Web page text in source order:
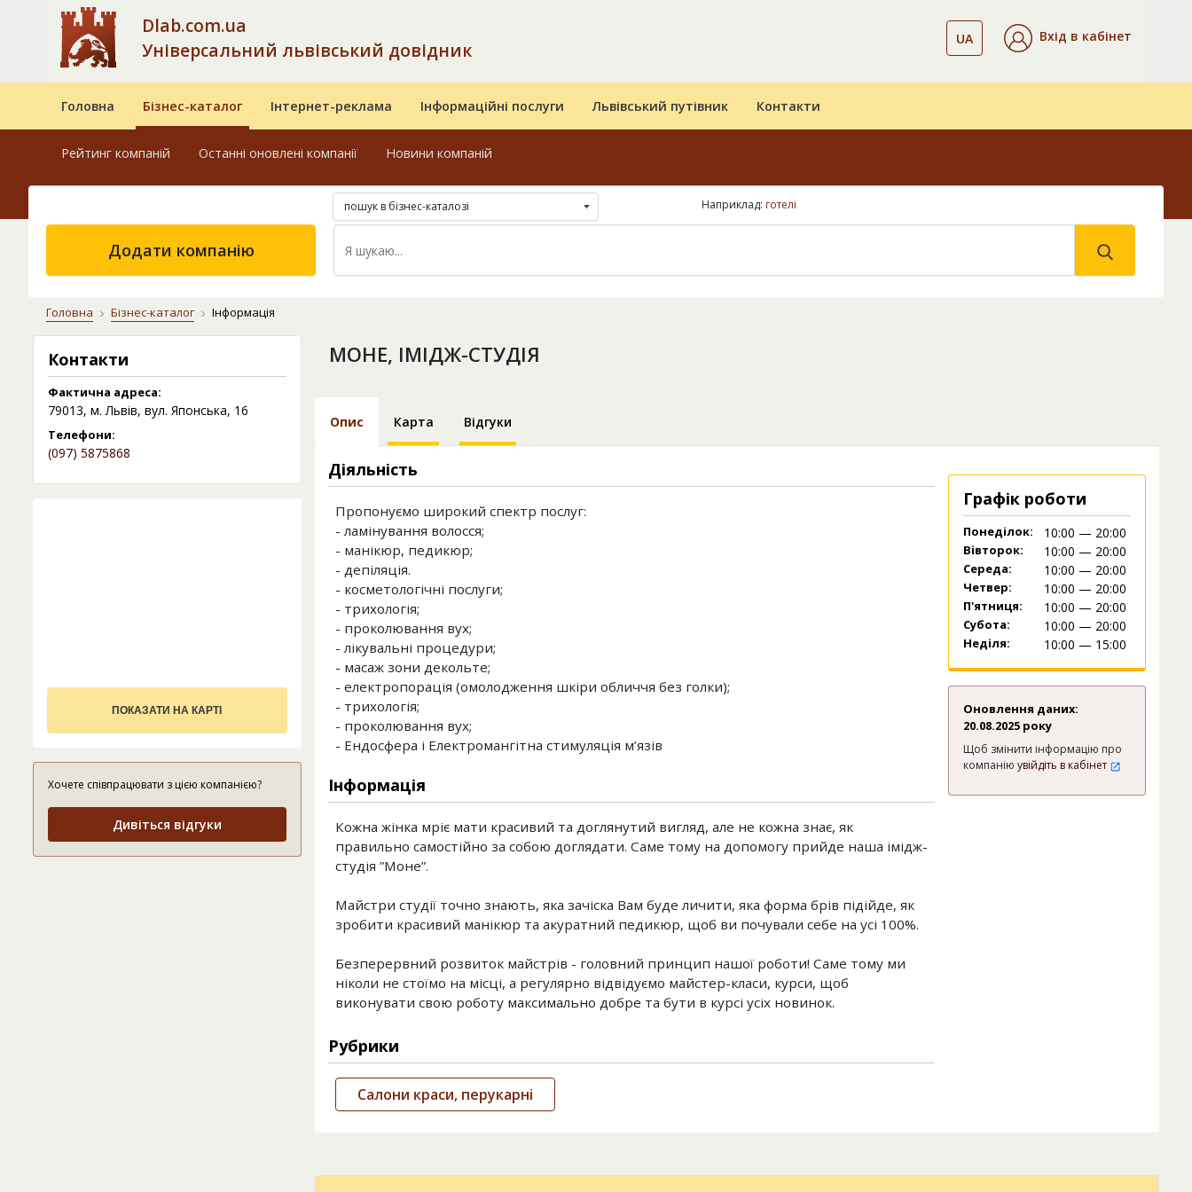
Dlab.com.ua
Універсальний львівський довідник
UA Вхід в кабінет
Головна Бізнес-каталог Інтернет-реклама Інформаційні послуги Львівський путівник Контакти
Рейтинг компаній Останні оновлені компанії Новини компаній
пошук в бізнес-каталозі Наприклад: готелі
Додати компанію
Головна Бізнес-каталог Інформація
Контакти
Фактична адреса:
79013, м. Львів, вул. Японська, 16
Телефони:
(097) 5875868
ПОКАЗАТИ НА КАРТІ
Хочете співпрацювати з цією компанією?
Дивіться відгуки
МОНЕ, ІМІДЖ-СТУДІЯ
Опис Карта Відгуки
Діяльність
Пропонуємо широкий спектр послуг:
- ламінування волосся;
- манікюр, педикюр;
- депіляція.
- косметологічні послуги;
- трихологія;
- проколювання вух;
- лікувальні процедури;
- масаж зони декольте;
- електропорація (омолодження шкіри обличчя без голки);
- трихологія;
- проколювання вух;
- Ендосфера і Електромангітна стимуляція м’язів
Інформація
Кожна жінка мріє мати красивий та доглянутий вигляд, але не кожна знає, як
правильно самостійно за собою доглядати. Саме тому на допомогу прийде наша імідж-
студія ”Моне”.
Майстри студії точно знають, яка зачіска Вам буде личити, яка форма брів підійде, як
зробити красивий манікюр та акуратний педикюр, щоб ви почували себе на усі 100%.
Безперервний розвиток майстрів - головний принцип нашої роботи! Саме тому ми
ніколи не стоїмо на місці, а регулярно відвідуємо майстер-класи, курси, щоб
виконувати свою роботу максимально добре та бути в курсі усіх новинок.
Рубрики
Салони краси, перукарні
Графік роботи
Понеділок: 10:00 — 20:00
Вівторок: 10:00 — 20:00
Середа: 10:00 — 20:00
Четвер: 10:00 — 20:00
П'ятниця: 10:00 — 20:00
Субота: 10:00 — 20:00
Неділя: 10:00 — 15:00
Оновлення даних:
20.08.2025 року
Щоб змінити інформацію про
компанію увійдіть в кабінет